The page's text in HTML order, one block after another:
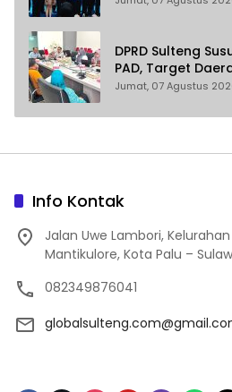
DPRD Sulteng
PAD, Target
Sekaligus
Jumat, 07 Agustus
Info Kontak
Jalan Uwe Lambori,
Mantikulore, Kota Palu –
082349876041